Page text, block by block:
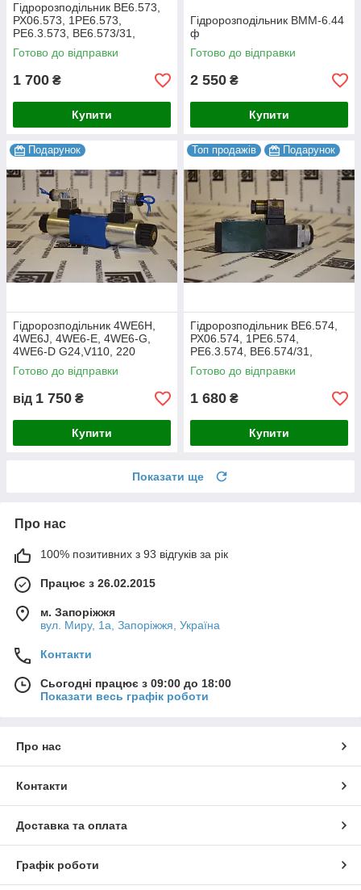
Гідророзподільник ВЕ6.573,
РХ06.573, 1РЕ6.573,
РЕ6.3.573, ВЕ6.573/31,
ВЕ6.573/41
Готово до відправки
1 700 ₴
Купити
Гідророзподільник ВММ-6.44
ф
Готово до відправки
2 550 ₴
Купити
Подарунок
Гідророзподільник 4WE6H,
4WE6J, 4WE6-E, 4WE6-G,
4WE6-D G24,V110, 220
Імпорт
Готово до відправки
від 1 750 ₴
Купити
Топ продажів Подарунок
Гідророзподільник ВЕ6.574,
РХ06.574, 1РЕ6.574,
РЕ6.3.574, ВЕ6.574/31,
ВЕ6.574/41
Готово до відправки
1 680 ₴
Купити
Показати ще
Про нас
100% позитивних з 93 відгуків за рік
Працює з 26.02.2015
м. Запоріжжя
вул. Миру, 1а, Запоріжжя, Україна
Контакти
Сьогодні працює з 09:00 до 18:00
Показати весь графік роботи
Про нас
Контакти
Доставка та оплата
Графік роботи